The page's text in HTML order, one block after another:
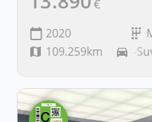
€
2020
109.259km
Todoterreno-Suv